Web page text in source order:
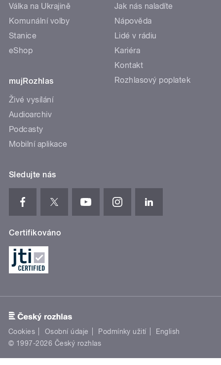
Válka na Ukrajině
Komunální volby
Stanice
eShop
mujRozhlas
Živé vysílání
Audioarchiv
Podcasty
Mobilní aplikace
Jak nás naladíte
Nápověda
Lidé v rádiu
Kariéra
Kontakt
Rozhlasový poplatek
Sledujte nás
Certifikováno
Cookies Osobní údaje Podmínky užití
English
© 1997-2026 Český rozhlas